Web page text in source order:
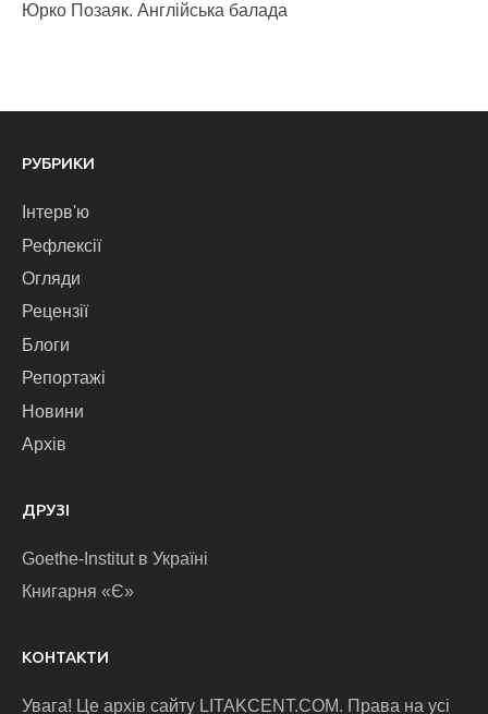
Юрко Позаяк. Англійська балада
РУБРИКИ
Інтерв'ю
Рефлексії
Огляди
Рецензії
Блоги
Репортажі
Новини
Архів
ДРУЗІ
Goethe-Institut в Україні
Книгарня «Є»
КОНТАКТИ
Увага! Це архів сайту LITAKCENT.COM. Права на усі